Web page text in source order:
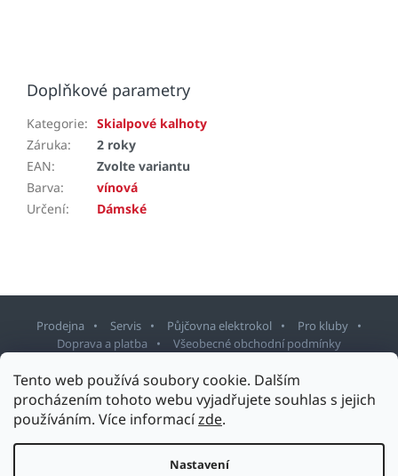
Tento web používá soubory cookie. Dalším
procházením tohoto webu vyjadřujete souhlas s jejich
používáním. Více informacízde.
Nastavení
Doplňkové parametry
Kategorie: Skialpové kalhoty
Záruka:
2 roky
EAN:
Zvolte variantu
Barva:
vínová
Určení: Dámské
Prodejna Servis Půjčovna elektrokol
Pro kluby
Doprava a platba
Všeobecné obchodní podmínky
Upravit nastavení cookies
Design šablony vytvořilShoptetak.cz